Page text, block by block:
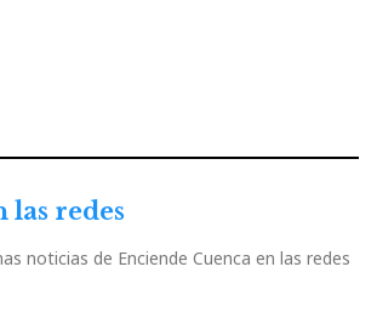
las redes
noticias de Enciende Cuenca en las redes